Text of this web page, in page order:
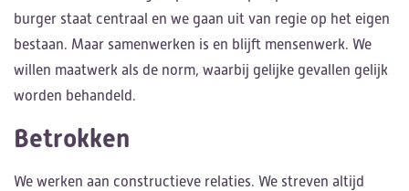
burger staat centraal en we gaan uit van regie op het eigen
bestaan. Maar samenwerken is en blijft mensenwerk. We
willen maatwerk als de norm, waarbij gelijke gevallen gelijk
worden behandeld.
Betrokken
We werken aan constructieve relaties. We streven altijd